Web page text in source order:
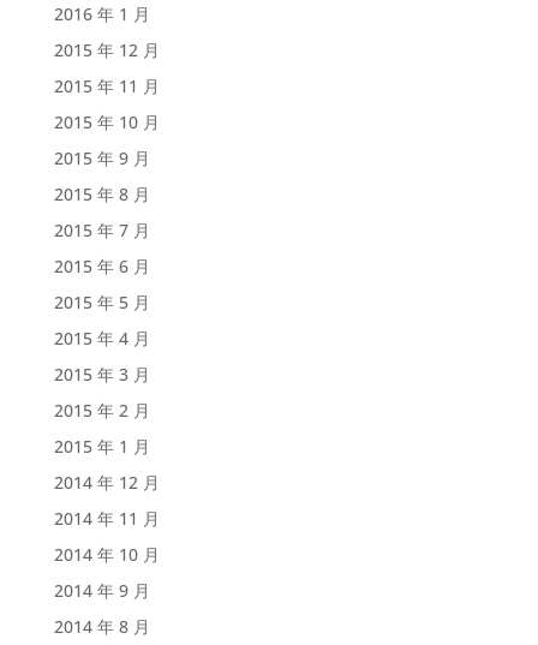
2016 年 1 月
2015 年 12 月
2015 年 11 月
2015 年 10 月
2015 年 9 月
2015 年 8 月
2015 年 7 月
2015 年 6 月
2015 年 5 月
2015 年 4 月
2015 年 3 月
2015 年 2 月
2015 年 1 月
2014 年 12 月
2014 年 11 月
2014 年 10 月
2014 年 9 月
2014 年 8 月